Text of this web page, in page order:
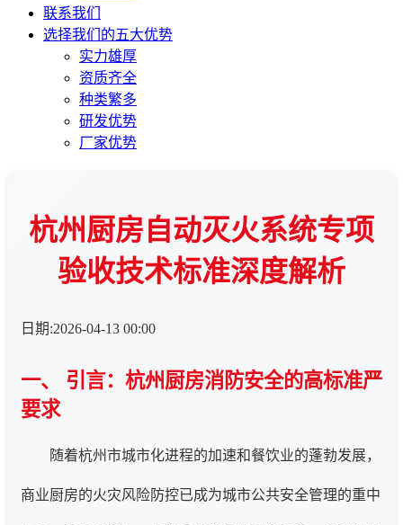
联系我们
选择我们的五大优势
实力雄厚
资质齐全
种类繁多
研发优势
厂家优势
杭州厨房自动灭火系统专项
验收技术标准深度解析
日期:2026-04-13 00:00
一、 引言：杭州厨房消防安全的高标准严
要求
随着杭州市城市化进程的加速和餐饮业的蓬勃发展，
商业厨房的火灾风险防控已成为城市公共安全管理的重中